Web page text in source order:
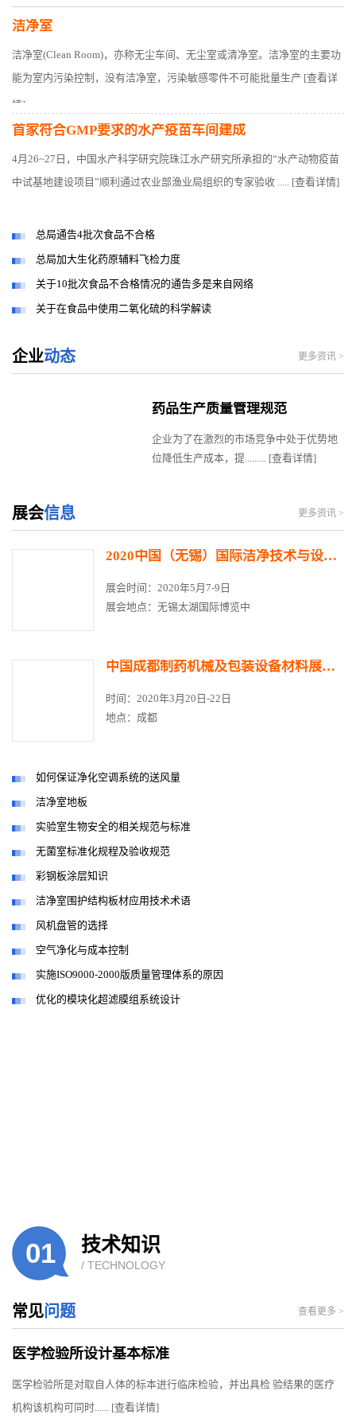
洁净室
洁净室(Clean Room)，亦称无尘车间、无尘室或清净室。洁净室的主要功
能为室内污染控制，没有洁净室，污染敏感零件不可能批量生产 [查看详
情]
首家符合GMP要求的水产疫苗车间建成
4月26~27日，中国水产科学研究院珠江水产研究所承担的“水产动物疫苗
中试基地建设项目”顺利通过农业部渔业局组织的专家验收 ..... [查看详情]
总局通告4批次食品不合格
总局加大生化药原辅料飞检力度
关于10批次食品不合格情况的通告多是来自网络
关于在食品中使用二氧化硫的科学解读
企业动态 更多资讯 >
药品生产质量管理规范
企业为了在激烈的市场竞争中处于优势地
位降低生产成本，提......... [查看详情]
展会信息 更多资讯 >
2020中国（无锡）国际洁净技术与设备展览会
展会时间：2020年5月7-9日
展会地点：无锡太湖国际博览中
中国成都制药机械及包装设备材料展览会
时间：2020年3月20日-22日
地点：成都
如何保证净化空调系统的送风量
洁净室地板
实验室生物安全的相关规范与标准
无菌室标准化规程及验收规范
彩钢板涂层知识
洁净室围护结构板材应用技术术语
风机盘管的选择
空气净化与成本控制
实施ISO9000-2000版质量管理体系的原因
优化的模块化超滤膜组系统设计
01 技术知识
/ TECHNOLOGY
常见问题 查看更多 >
医学检验所设计基本标准
医学检验所是对取自人体的标本进行临床检验，并出具检 验结果的医疗
机构该机构可同时...... [查看详情]